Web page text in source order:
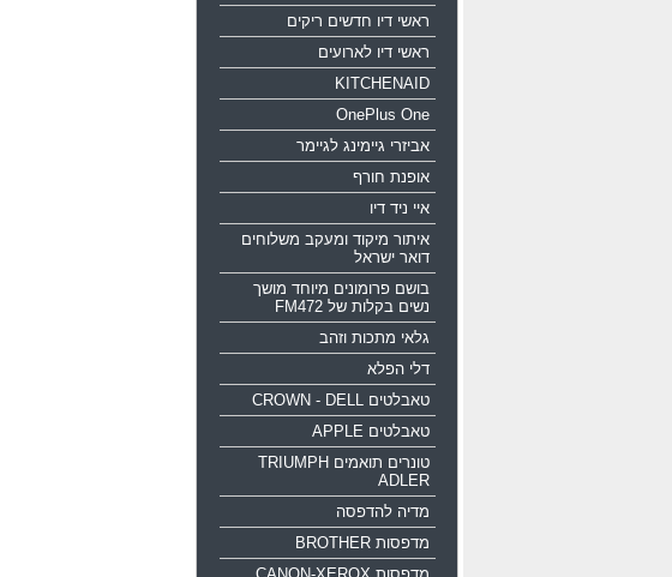
ראשי דיו חדשים ריקים
ראשי דיו לארועים
KITCHENAID
OnePlus One
אביזרי גיימינג לגיימר
אופנת חורף
איי ניד דיו
איתור מיקוד ומעקב משלוחים
דואר ישראל
בושם פרומונים מיוחד מושך
נשים בקלות של FM472
גלאי מתכות וזהב
דלי הפלא
טאבלטים CROWN - DELL
טאבלטים APPLE
טונרים תואמים TRIUMPH
ADLER
מדיה להדפסה
מדפסות BROTHER